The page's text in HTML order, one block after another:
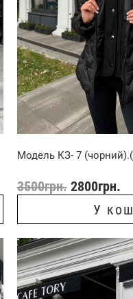
Модель КЗ- 7
3500грн. 2800грн.
У